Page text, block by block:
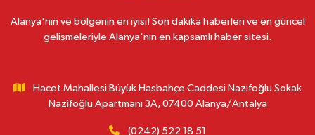
Alanya'nın ve bölgenin en iyisi! Son dakika haberleri ve en güncel
gelişmeleriyle Alanya'nın en kapsamlı haber sitesi.
Hacet Mahallesi Büyük Hasbahçe Caddesi Nazifoğlu Sokak
Nazifoğlu Apartmanı 3A, 07400 Alanya/Antalya
(0242) 522 18 51